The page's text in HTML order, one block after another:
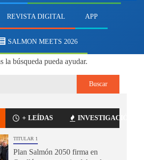
REVISTA DIGITAL APP
SALMON MEETS 2026
nada
la búsqueda pueda ayudar.
+ LEÍDAS INVESTIGACIÓN
TITULAR 1
Plan Salmón 2050 firma en